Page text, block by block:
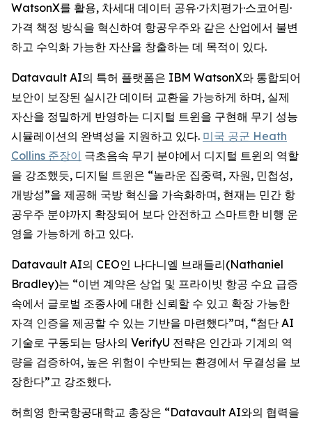
WatsonX를 활용, 차세대 데이터 공유·가치평가·스코어링·
가격 책정 방식을 혁신하여 항공우주와 같은 산업에서 불변
하고 수익화 가능한 자산을 창출하는 데 목적이 있다.
Datavault AI의 특허 플랫폼은 IBM WatsonX와 통합되어
보안이 보장된 실시간 데이터 교환을 가능하게 하며, 실제
자산을 정밀하게 반영하는 디지털 트윈을 구현해 무기 성능
시뮬레이션의 완벽성을 지원하고 있다. 미국 공군 Heath
Collins 준장이 극초음속 무기 분야에서 디지털 트윈의 역할
을 강조했듯, 디지털 트윈은 “놀라운 집중력, 자원, 민첩성,
개방성”을 제공해 국방 혁신을 가속화하며, 현재는 민간 항
공우주 분야까지 확장되어 보다 안전하고 스마트한 비행 운
영을 가능하게 하고 있다.
Datavault AI의 CEO인 나다니엘 브래들리(Nathaniel
Bradley)는 “이번 계약은 상업 및 프라이빗 항공 수요 급증
속에서 글로벌 조종사에 대한 신뢰할 수 있고 확장 가능한
자격 인증을 제공할 수 있는 기반을 마련했다”며, “첨단 AI
기술로 구동되는 당사의 VerifyU 전략은 인간과 기계의 역
량을 검증하여, 높은 위험이 수반되는 환경에서 무결성을 보
장한다”고 강조했다.
허희영 한국항공대학교 총장은 “Datavault AI와의 협력을